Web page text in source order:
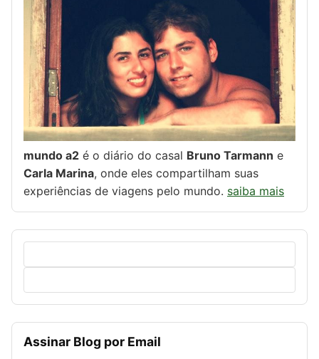
mundo a2 é o diário do casal Bruno Tarmann e
Carla Marina, onde eles compartilham suas
experiências de viagens pelo mundo. saiba mais
por:
Assinar Blog por Email